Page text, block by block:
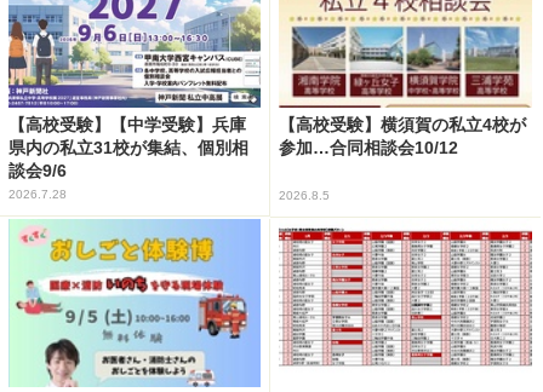
【高校受験】【中学受験】兵庫
県内の私立31校が集結、個別相
談会9/6
2026.7.28
【高校受験】横須賀の私立4校が
参加…合同相談会10/12
2026.8.5